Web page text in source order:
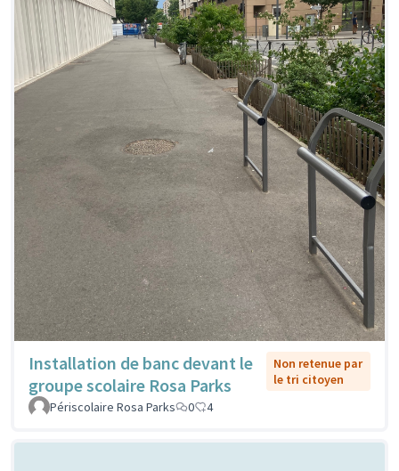
Installation de banc devant le
groupe scolaire Rosa Parks
Non retenue par
le tri citoyen
Périscolaire Rosa Parks
0 4